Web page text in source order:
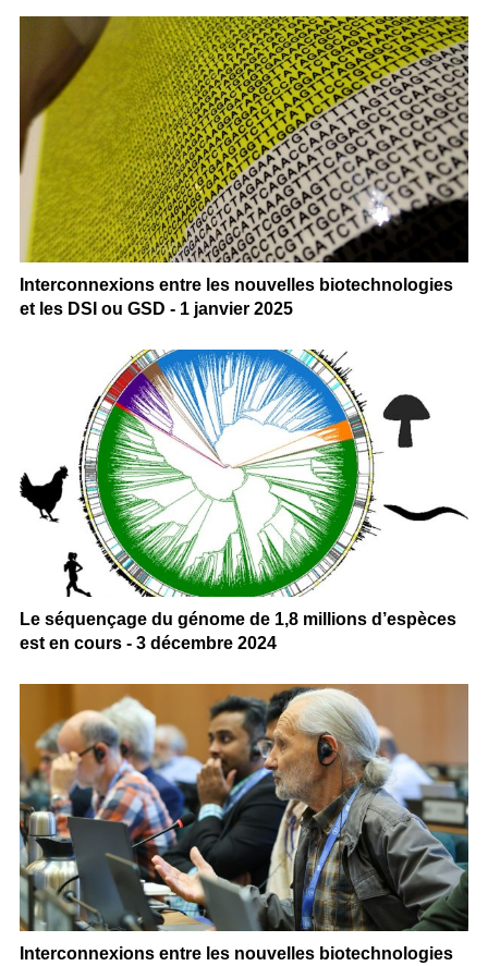
Interconnexions entre les nouvelles biotechnologies
et les DSI ou GSD - 1 janvier 2025
Le séquençage du génome de 1,8 millions d’espèces
est en cours - 3 décembre 2024
Interconnexions entre les nouvelles biotechnologies